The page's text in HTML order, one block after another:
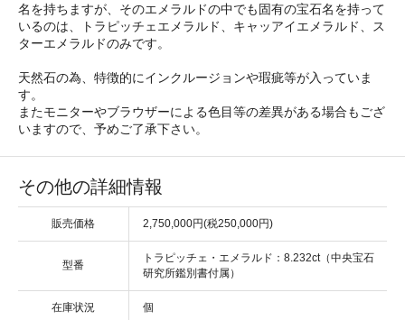
名を持ちますが、そのエメラルドの中でも固有の宝石名を持って
いるのは、トラピッチェエメラルド、キャッアイエメラルド、ス
ターエメラルドのみです。
天然石の為、特徴的にインクルージョンや瑕疵等が入っていま
す。
またモニターやブラウザーによる色目等の差異がある場合もござ
いますので、予めご了承下さい。
その他の詳細情報
販売価格 2,750,000円(税250,000円)
型番
トラピッチェ・エメラルド：8.232ct（中央宝石
研究所鑑別書付属）
在庫状況 個